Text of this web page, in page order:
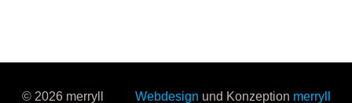
© 2026 merryll Webdesign und Konzeption merryll